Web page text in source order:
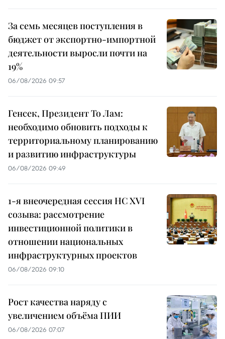
За семь месяцев поступления в
бюджет от экспортно-импортной
деятельности выросли почти на
19%
06/08/2026 09:57
Генсек, Президент То Лам:
необходимо обновить подходы к
территориальному планированию
и развитию инфраструктуры
06/08/2026 09:49
1-я внеочередная сессия НС XVI
созыва: рассмотрение
инвестиционной политики в
отношении национальных
инфраструктурных проектов
06/08/2026 09:10
Рост качества наряду с
увеличением объёма ПИИ
06/08/2026 07:07